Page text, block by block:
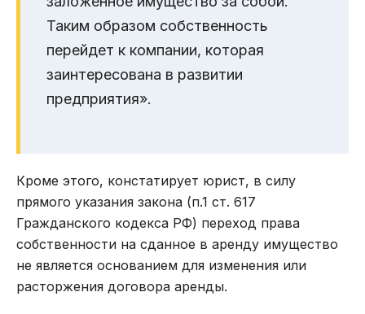
Таким образом собственность
перейдет к компании, которая
заинтересована в развитии
предприятия».
Кроме этого, констатирует юрист, в силу
прямого указания закона (п.1 ст. 617
Гражданского кодекса РФ) переход права
собственности на сданное в аренду имущество
не является основанием для изменения или
расторжения договора аренды.